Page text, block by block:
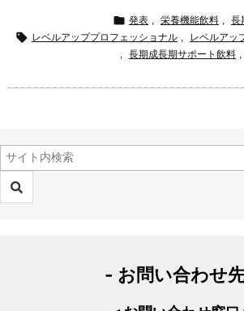
 発表 , 栄養機能飲料 , 長
 レベルアッププロフェッショナル , レベルアッ
, 長期成長期サポート飲料 ,
- お問い合わせ